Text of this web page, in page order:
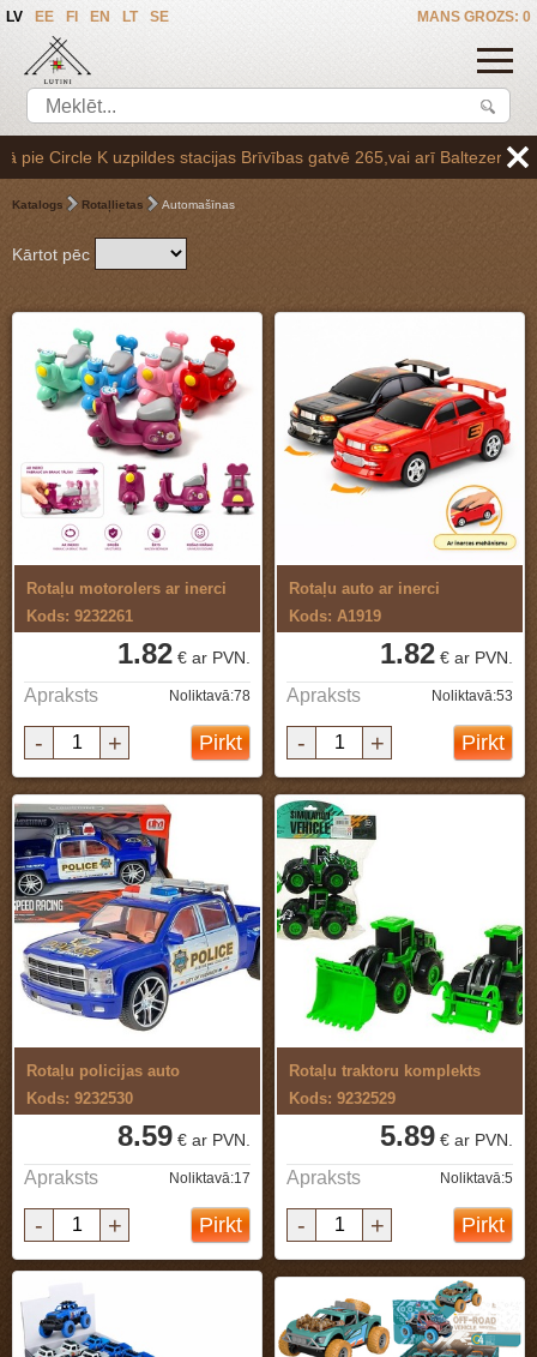
MANS GROZS: 0
LV EE FI EN LT SE
gatvē 265,vai arī Baltezerā, vienojoties par saņemšanas
Katalogs Rotaļlietas Automašīnas
Kārtot pēc
Rotaļu motorolers ar inerci
Kods: 9232261
1.82 € ar PVN.
Apraksts Noliktavā:78
- + Pirkt
Rotaļu auto ar inerci
Kods: A1919
1.82 € ar PVN.
Apraksts Noliktavā:53
- + Pirkt
Rotaļu policijas auto
Kods: 9232530
8.59 € ar PVN.
Apraksts Noliktavā:17
- + Pirkt
Rotaļu traktoru komplekts
Kods: 9232529
5.89 € ar PVN.
Apraksts Noliktavā:5
- + Pirkt